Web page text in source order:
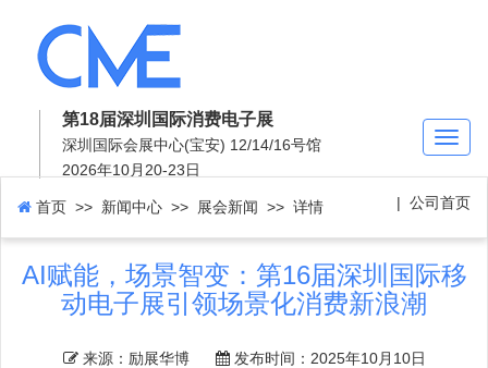
第18届深圳国际消费电子展
深圳国际会展中心(宝安) 12/14/16号馆
2026年10月20-23日
| 公司首页
首页 >> 新闻中心 >> 展会新闻 >> 详情
AI赋能，场景智变：第16届深圳国际移
动电子展引领场景化消费新浪潮
来源：励展华博 发布时间：2025年10月10日